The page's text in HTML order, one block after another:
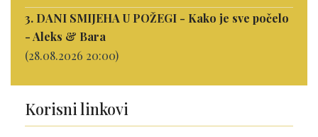
3. DANI SMIJEHA U POŽEGI - Kako je sve počelo
- Aleks & Bara
(28.08.2026 20:00)
Korisni linkovi